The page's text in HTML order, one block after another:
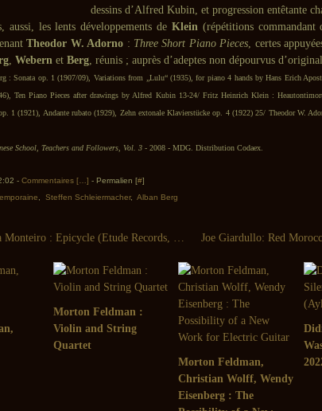
dessins d’Alfred Kubin, et progression entêtante
aussi, les lents développements de Klein(répétitions commandant
Theodor W. Adorno : Three Short Piano Pieces, certes
, Webern et Berg, réunis ; auprès d’adeptes non dépourvus
: Sonata op. 1 (1907/09), Variations from „Lulu“ (1935), for piano 4 hands by Hans Erich
Ten Piano Pieces after drawings by Alfred Kubin 13-24/ Fritz Heinrich Klein :
1 (1921), Andante rubato (1929), Zehn extonale Klavierstücke op. 4 (1922) 25/ Theodor W.
School, Teachers and Followers, Vol. 3 - 2008 - MDG. Distribution Codaex.
- Commentaires [ ] - Permalien [#]
Steffen Schleiermacher, Alban Berg
Alfredo Costa Monteiro : Epicycle (Etude Records, 2007)
Morton Feldman :
Violin and String
Quartet
Morton Feldman,
Christian Wolff, Wendy
Eisenberg : The